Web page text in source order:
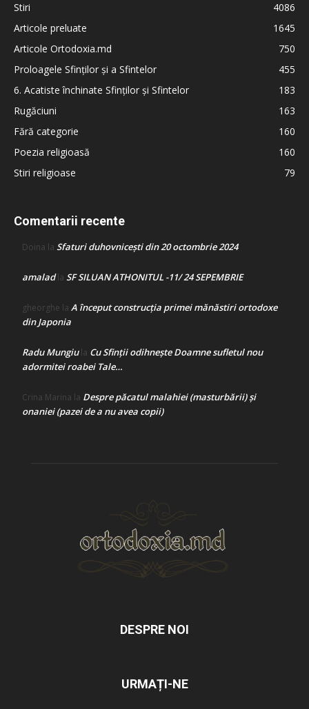
Stiri
4086
Articole preluate
1645
Articole Ortodoxia.md
750
Proloagele Sfinților și a Sfintelor
455
6. Acatiste închinate Sfinților și Sfintelor
183
Rugăciuni
163
Fără categorie
160
Poezia religioasă
160
Stiri religioase
79
Comentarii recente
Doina la Sfaturi duhovnicești din 20 octombrie 2024
amaladla SF SILUAN ATHONITUL -11/ 24 SEPEMBRIE
gheorghe la A început construcţia primei mănăstiri ortodoxe
din Japonia
Radu Mungiula Cu Sfinții odihnește Doamne sufletul nou
adormitei roabei Tale…
Crina Marina la Despre păcatul malahiei (masturbării) şi
onaniei (pazei de a nu avea copii)
DESPRE NOI
URMAȚI-NE